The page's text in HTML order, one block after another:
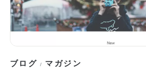
ブログ / マガジン